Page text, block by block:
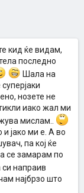
кид ќе видам,
последно
Шала на
нозете не
иако жал ми
мислам..
и јако ми е. А во
па кој ќе
се замарам по
си напраив
најбрзо што